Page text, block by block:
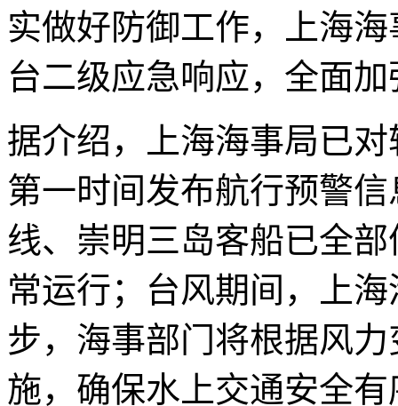
实做好防御工作，上海
台二级应急响应，全面
据介绍，上海海事局已
第一时间发布航行预警
线、崇明三岛客船已全
常运行；台风期间，上
步，海事部门将根据风
施，确保水上交通安全有